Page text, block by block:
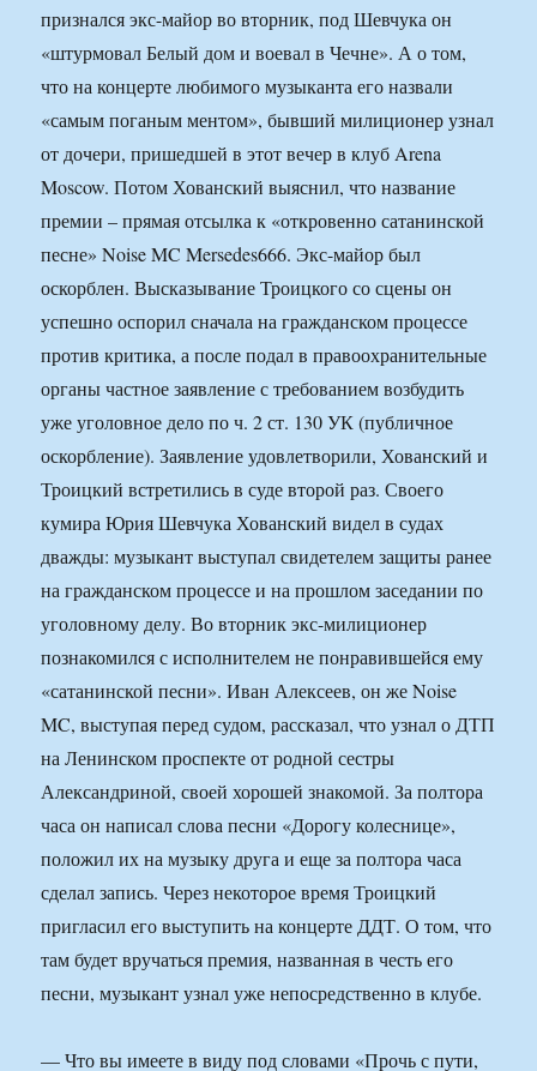
признался экс-майор во вторник, под Шевчука он
«штурмовал Белый дом и воевал в Чечне». А о том,
что на концерте любимого музыканта его назвали
«самым поганым ментом», бывший милиционер узнал
от дочери, пришедшей в этот вечер в клуб Arena
Moscow. Потом Хованский выяснил, что название
премии – прямая отсылка к «откровенно сатанинской
песне» Noise MC Mersedes666. Экс-майор был
оскорблен. Высказывание Троицкого со сцены он
успешно оспорил сначала на гражданском процессе
против критика, а после подал в правоохранительные
органы частное заявление с требованием возбудить
уже уголовное дело по ч. 2 ст. 130 УК (публичное
оскорбление). Заявление удовлетворили, Хованский и
Троицкий встретились в суде второй раз. Своего
кумира Юрия Шевчука Хованский видел в судах
дважды: музыкант выступал свидетелем защиты ранее
на гражданском процессе и на прошлом заседании по
уголовному делу. Во вторник экс-милиционер
познакомился с исполнителем не понравившейся ему
«сатанинской песни». Иван Алексеев, он же Noise
MC, выступая перед судом, рассказал, что узнал о ДТП
на Ленинском проспекте от родной сестры
Александриной, своей хорошей знакомой. За полтора
часа он написал слова песни «Дорогу колеснице»,
положил их на музыку друга и еще за полтора часа
сделал запись. Через некоторое время Троицкий
пригласил его выступить на концерте ДДТ. О том, что
там будет вручаться премия, названная в честь его
песни, музыкант узнал уже непосредственно в клубе.
— Что вы имеете в виду под словами «Прочь с пути,